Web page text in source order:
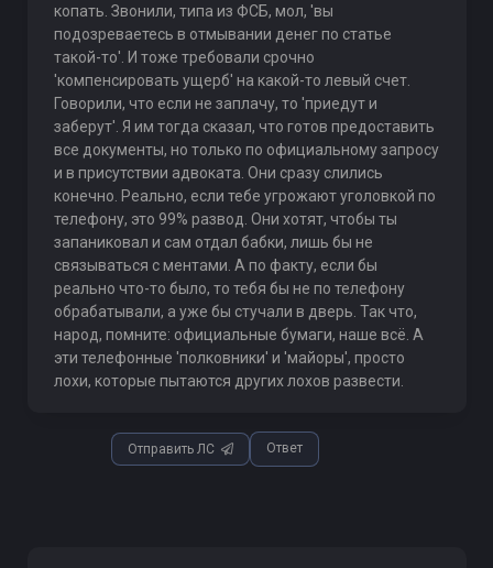
копать. Звонили, типа из ФСБ, мол, 'вы
подозреваетесь в отмывании денег по статье
такой-то'. И тоже требовали срочно
'компенсировать ущерб' на какой-то левый счет.
Говорили, что если не заплачу, то 'приедут и
заберут'. Я им тогда сказал, что готов предоставить
все документы, но только по официальному запросу
и в присутствии адвоката. Они сразу слились
конечно. Реально, если тебе угрожают уголовкой по
телефону, это 99% развод. Они хотят, чтобы ты
запаниковал и сам отдал бабки, лишь бы не
связываться с ментами. А по факту, если бы
реально что-то было, то тебя бы не по телефону
обрабатывали, а уже бы стучали в дверь. Так что,
народ, помните: официальные бумаги, наше всё. А
эти телефонные 'полковники' и 'майоры', просто
лохи, которые пытаются других лохов развести.
Отправить ЛС Ответ